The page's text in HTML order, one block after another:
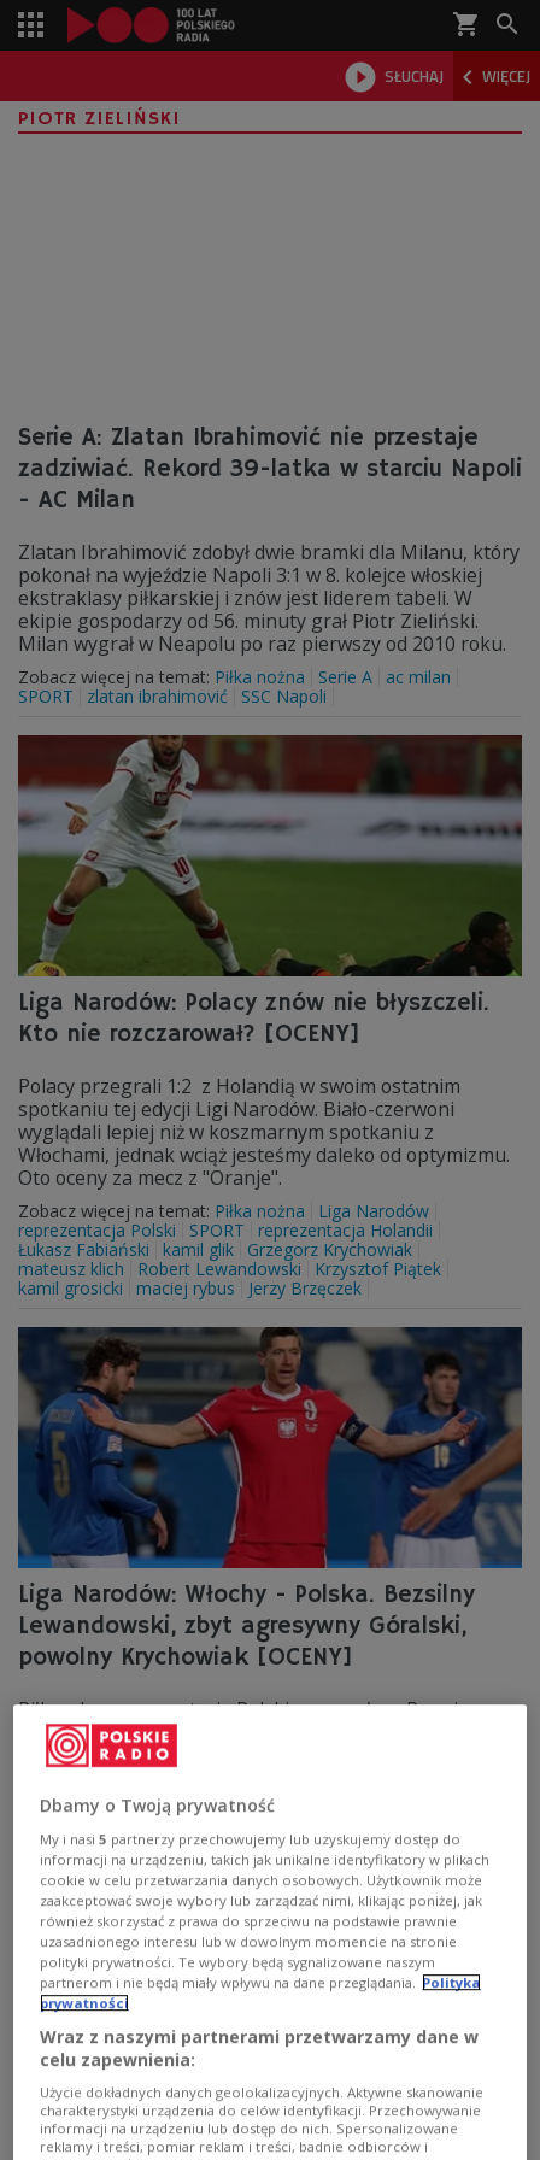
shopping_cart 
 SŁUCHAJ  WIĘCEJ

PIOTR ZIELIŃSKI
Serie A: Zlatan Ibrahimović nie przestaje
zadziwiać. Rekord 39-latka w starciu Napoli
- AC Milan
Zlatan Ibrahimović zdobył dwie bramki dla Milanu, który
pokonał na wyjeździe Napoli 3:1 w 8. kolejce włoskiej
ekstraklasy piłkarskiej i znów jest liderem tabeli. W
ekipie gospodarzy od 56. minuty grał Piotr Zieliński.
Milan wygrał w Neapolu po raz pierwszy od 2010 roku.
Zobacz więcej na temat: Piłka nożna Serie A
ac milan
SPORT
zlatan ibrahimović SSC Napoli
Liga Narodów: Polacy znów nie błyszczeli.
Kto nie rozczarował? [OCENY]
Polacy przegrali 1:2 z Holandią w swoim ostatnim
spotkaniu tej edycji Ligi Narodów. Biało-czerwoni
wyglądali lepiej niż w koszmarnym spotkaniu z
Włochami, jednak wciąż jesteśmy daleko od optymizmu.
Oto oceny za mecz z "Oranje".
Zobacz więcej na temat: Piłka nożna
Liga Narodów
reprezentacja Polski
SPORT
reprezentacja Holandii
Łukasz Fabiański
kamil glik
Grzegorz Krychowiak
mateusz klich
Robert Lewandowski
Krzysztof Piątek
kamil grosicki
maciej rybus Jerzy Brzęczek
Liga Narodów: Włochy - Polska. Bezsilny
Lewandowski, zbyt agresywny Góralski,
powolny Krychowiak [OCENY]
Piłkarska reprezentacja Polski przegrała w Reggio
Emilia z Włochami (0:2) w meczu Ligi Narodów i z pozycji
lidera spadła na trzecie miejsce w grupie. Podopieczni
strony, a wymowna cisza kapitana kadry Roberta
Lewandowskiego w wywiadzie po spotkaniu, oddała
sytuację na boisku. Jak wypadli biało-czerwoni? Oto
oceny redakcji portalu PolskieRadio24.pl.
Zobacz więcej na temat:reprezentacja Polski
Liga Narodów
SPORT Piłka nożna Jerzy Brzęczek wojciech szczęsny
kamil glik Grzegorz Krychowiak
Robert Lewandowski
kamil grosicki
Arkadiusz Milik reprezentacja Włoch
Dbamy o Twoją prywatność
My i nasi5 partnerzy przechowujemy lub uzyskujemy dostęp do
informacji na urządzeniu, takich jak unikalne identyfikatory w plikach
cookie w celu przetwarzania danych osobowych. Użytkownik może
zaakceptować swoje wybory lub zarządzać nimi, klikając poniżej, jak
również skorzystać z prawa do sprzeciwu na podstawie prawnie
uzasadnionego interesu lub w dowolnym momencie na stronie
polityki prywatności. Te wybory będą sygnalizowane naszym
partnerom i nie będą miały wpływu na dane przeglądania.
Polityka
prywatności
Wraz z naszymi partnerami przetwarzamy dane w
celu zapewnienia:
Użycie dokładnych danych geolokalizacyjnych. Aktywne skanowanie
charakterystyki urządzenia do celów identyfikacji. Przechowywanie
informacji na urządzeniu lub dostęp do nich. Spersonalizowane
reklamy i treści, pomiar reklam i treści, badnie odbiorców i